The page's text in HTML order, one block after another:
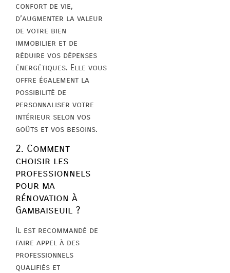
confort de vie,
d’augmenter la valeur
de votre bien
immobilier et de
réduire vos dépenses
énergétiques. Elle vous
offre également la
possibilité de
personnaliser votre
intérieur selon vos
goûts et vos besoins.
2. Comment
choisir les
professionnels
pour ma
rénovation à
Gambaiseuil ?
Il est recommandé de
faire appel à des
professionnels
qualifiés et